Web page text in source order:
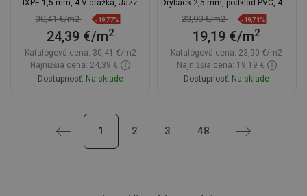
IXPE 1,5 mm, 4 V-drážka, Jazz
White - F1151-0610-305-505-4V1-
30,41 €/m2 -19,77%
24,39 €/m2
Katalógová cena: 30,41 €/m2
Najnižšia cena: 24,39 €
Dostupnosť: Na sklade
Obľúbené
Porovnaj
Dryback 2,5 mm, podklad PVC, 4 V-
Fuga, Dub
23,90 €/m2 -19,71%
19,19 €/m2
Katalógová cena: 23,90 €/m2
Najnižšia cena: 19,19 €
Dostupnosť: Na sklade
favorite_border Obľúbené
Porovnaj
Späť 1 2 3 48 Ďalej